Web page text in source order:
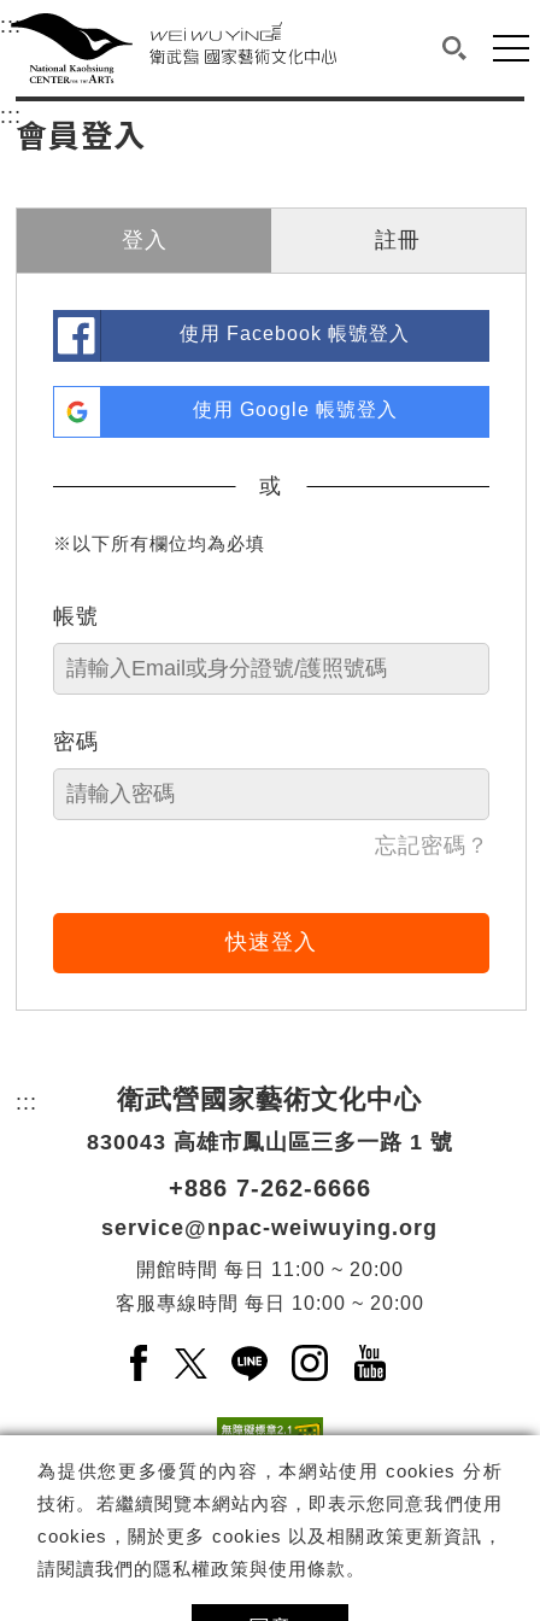
衛武營國家藝術文化中心
中央內容區塊，為本頁主要內容區。
:::選單連結區塊，此區塊列有本網站主要連結。
衛武營國家藝術文化中心
搜尋(開
網
::: 中央內容區塊，為本頁主要內容區。
會員登入
登入 註冊
使用 Facebook 帳號登入
使用 Google 帳號登入
或
※以下所有欄位均為必填
帳號
密碼
忘記密碼？
快速登入
為提供您更多優質的內容，本網站使用 cookies 分析
技術。若繼續閱覽本網站內容，即表示您同意我們使用
cookies，關於更多 cookies 以及相關政策更新資訊，
請閱讀我們的隱私權政策與使用條款 。
::: 頁尾網站資訊。
衛武營國家藝術文化中心
830043 高雄市鳳山區三多一路 1 號
+886 7-262-6666
service@npac-weiwuying.org
開館時間 每日
11:00 ~ 20:00
客服專線時間 每日 10:00 ~ 20:00
Facebook(另開新視窗)
X(另開新視窗)
LINE(另開新視窗)
Instagram(另開新視
YouTube(另開
電子報訂閱 訂閱
Copyright © 國家表演藝術中心 -衛武營國家藝術文化中心